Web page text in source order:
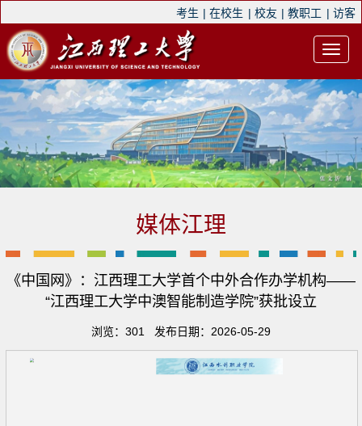
考生 | 在校生 | 校友 | 教职工 | 访客
媒体江理
《中国网》：江西理工大学首个中外合作办学机构——
“江西理工大学中澳智能制造学院”获批设立
浏览： 301 发布日期：2026-05-29